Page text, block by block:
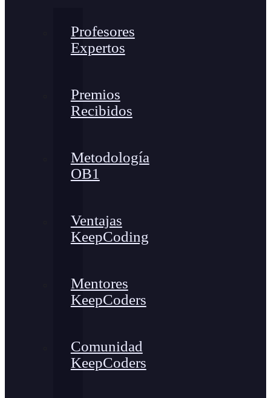
Profesores
Expertos
Premios
Recibidos
Metodología
OB1
Ventajas
KeepCoding
Mentores
KeepCoders
Comunidad
KeepCoders